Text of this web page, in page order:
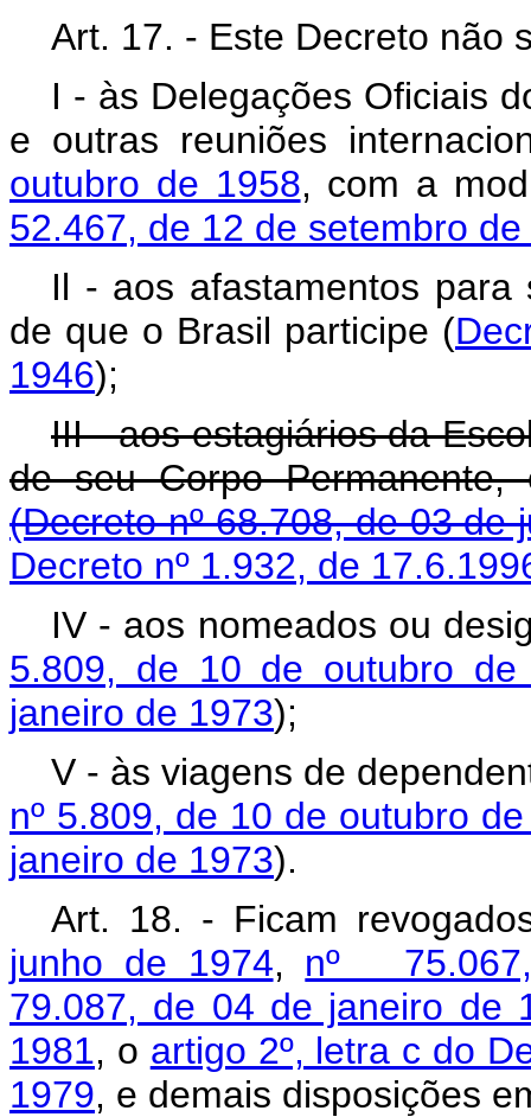
Art. 17. - Este Decreto não
I - às Delegações Oficiais
e outras reuniões
outubro de 1958, com a
52.467, de 12 de setembro
Il - aos afastamentos para
de que o Brasil participe (
1946);
III - aos estagiários da
de seu Corpo
(Decreto nº 68.708, de 03 de
Decreto nº 1.932, de
IV - aos nomeados ou
5.809, de 10 de outubro de
janeiro de 1973);
V - às viagens de
nº 5.809, de 10 de outubro
janeiro de 1973).
Art. 18. - Ficam
junho de 1974, nº 75.067,
79.087, de 04 de janeiro de
1981, o artigo 2º, letra c do
1979, e demais disposições